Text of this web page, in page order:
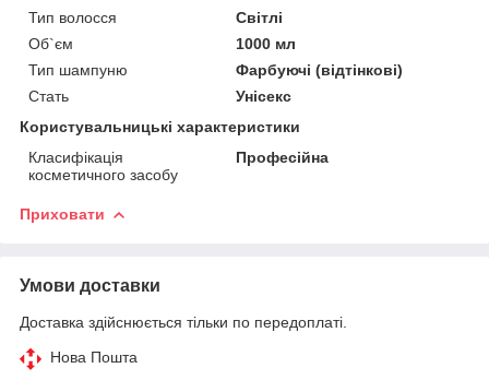
Тип волосся
Світлі
Об`єм
1000 мл
Тип шампуню
Фарбуючі (відтінкові)
Стать
Унісекс
Користувальницькі характеристики
Класифікація
косметичного засобу
Професійна
Приховати
Умови доставки
Доставка здійснюється тільки по передоплаті.
Нова Пошта